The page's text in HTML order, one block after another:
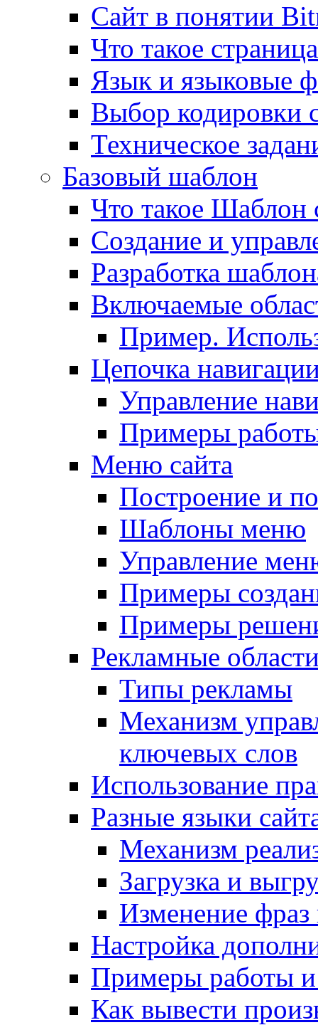
Сайт в понятии
Что такое страница
Язык и языковые
Выбор кодировки
Техническое
Базовый шаблон
Что такое Шаблон
Создание и
Разработка
Включаемые
Пример.
Цепочка
Управление
Примеры
Меню сайта
Построение и
Шаблоны меню
Управление
Примеры
Примеры
Рекламные
Типы рекламы
Механизм
ключевых слов
Использование
Разные языки
Механизм
Загрузка и
Изменение
Настройка
Примеры работы
Как вывести